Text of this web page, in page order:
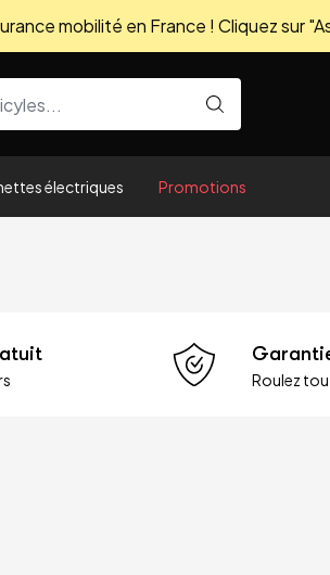
mobilité en France ! Cliquez sur
électriques Promotions
Roulez